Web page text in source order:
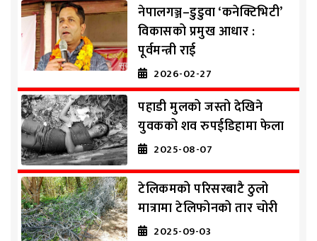
नेपालगञ्ज–डुडुवा ‘कनेक्टिभिटी’
विकासको प्रमुख आधार :
पूर्वमन्त्री राई
2026-02-27
पहाडी मुलको जस्तो देखिने
युवकको शव रुपईडिहामा फेला
2025-08-07
टेलिकमको परिसरबाटै ठुलो
मात्रामा टेलिफोनको तार चोरी
2025-09-03